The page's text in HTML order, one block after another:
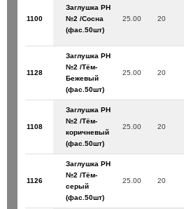
1100
Заглушка PH
№2 /Сосна
(фас.50шт)
25.00 20
1128
Заглушка PH
№2 /Тём-
Бежевый
(фас.50шт)
25.00 20
1108
Заглушка PH
№2 /Тём-
коричневый
(фас.50шт)
25.00 20
1126
Заглушка PH
№2 /Тём-
серый
(фас.50шт)
25.00 20